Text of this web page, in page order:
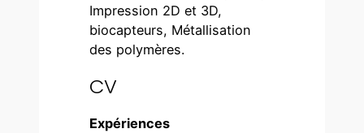
Impression 2D et 3D,
biocapteurs, Métallisation
des polymères.
CV
Expériences